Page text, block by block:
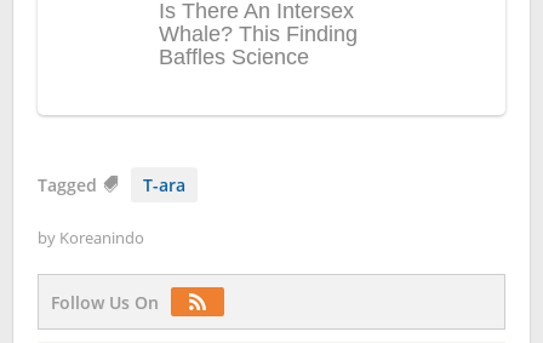
Tagged T-ara
by Koreanindo
Follow Us On